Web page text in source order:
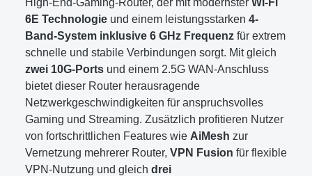
6E Technologie und einem leistungsstarken 4-
Band-System inklusive 6 GHz Frequenz für extrem
schnelle und stabile Verbindungen sorgt. Mit gleich
zwei 10G-Ports und einem 2.5G WAN-Anschluss
bietet dieser Router herausragende
Netzwerkgeschwindigkeiten für anspruchsvolles
Gaming und Streaming. Zusätzlich profitieren Nutzer
von fortschrittlichen Features wie AiMesh zur
Vernetzung mehrerer Router, VPN Fusion für flexible
VPN-Nutzung und gleich drei